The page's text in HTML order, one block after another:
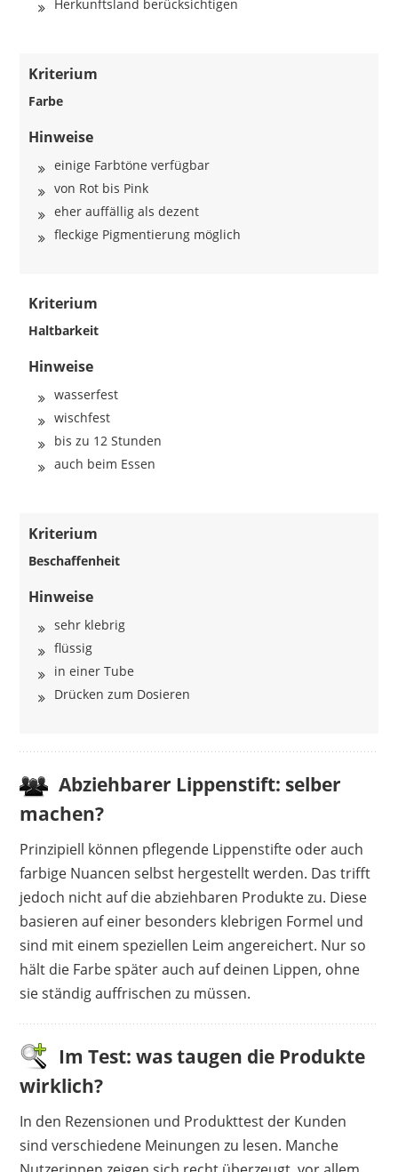
Herkunftsland berücksichtigen
Kriterium
Farbe
Hinweise
einige Farbtöne verfügbar
von Rot bis Pink
eher auffällig als dezent
fleckige Pigmentierung möglich
Kriterium
Haltbarkeit
Hinweise
wasserfest
wischfest
bis zu 12 Stunden
auch beim Essen
Kriterium
Beschaffenheit
Hinweise
sehr klebrig
flüssig
in einer Tube
Drücken zum Dosieren
Abziehbarer Lippenstift: selber
machen?
Prinzipiell können pflegende Lippenstifte oder auch
farbige Nuancen selbst hergestellt werden. Das trifft
jedoch nicht auf die abziehbaren Produkte zu. Diese
basieren auf einer besonders klebrigen Formel und
sind mit einem speziellen Leim angereichert. Nur so
hält die Farbe später auch auf deinen Lippen, ohne
sie ständig auffrischen zu müssen.
Im Test: was taugen die Produkte
wirklich?
In den Rezensionen und Produkttest der Kunden
sind verschiedene Meinungen zu lesen. Manche